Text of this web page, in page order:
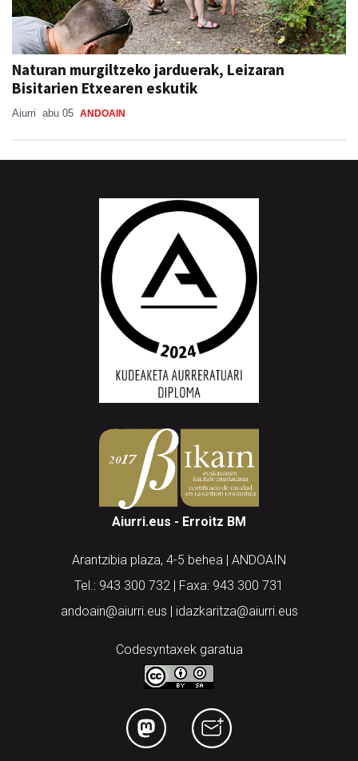
Naturan murgiltzeko jarduerak, Leizaran
Bisitarien Etxearen eskutik
Aiurri abu 05 ANDOAIN
Aiurri.eus - Erroitz BM
Arantzibia plaza, 4-5 behea | ANDOAIN
Tel.: 943 300 732 | Faxa: 943 300 731
andoain@aiurri.eus | idazkaritza@aiurri.eus
Codesyntaxek garatua